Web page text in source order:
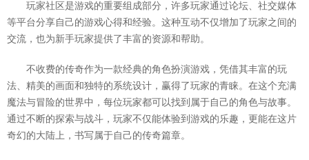
玩家社区是游戏的重要组成部分，许多玩家通过论坛、社交媒体
等平台分享自己的游戏心得和经验。这种互动不仅增加了玩家之间的
交流，也为新手玩家提供了丰富的资源和帮助。
不收费的传奇作为一款经典的角色扮演游戏，凭借其丰富的玩
法、精美的画面和独特的系统设计，赢得了玩家的青睐。在这个充满
魔法与冒险的世界中，每位玩家都可以找到属于自己的角色与故事。
通过不断的探索与战斗，玩家不仅能体验到游戏的乐趣，更能在这片
奇幻的大陆上，书写属于自己的传奇篇章。